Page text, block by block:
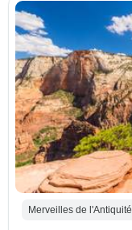
Merveilles de l'Antiquité